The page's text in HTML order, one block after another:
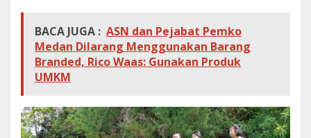
BACA JUGA : ASN dan Pejabat Pemko
Medan Dilarang Menggunakan Barang
Branded, Rico Waas: Gunakan Produk
UMKM